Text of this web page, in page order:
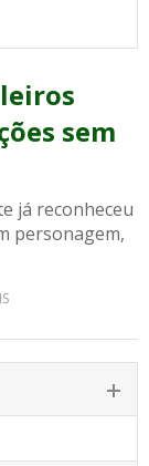
sem
já reconheceu
personagem,